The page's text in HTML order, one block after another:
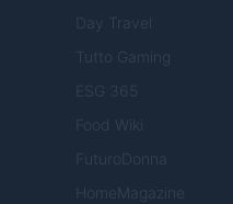
Day Travel
Tutto Gaming
ESG 365
Food Wiki
FuturoDonna
HomeMagazine